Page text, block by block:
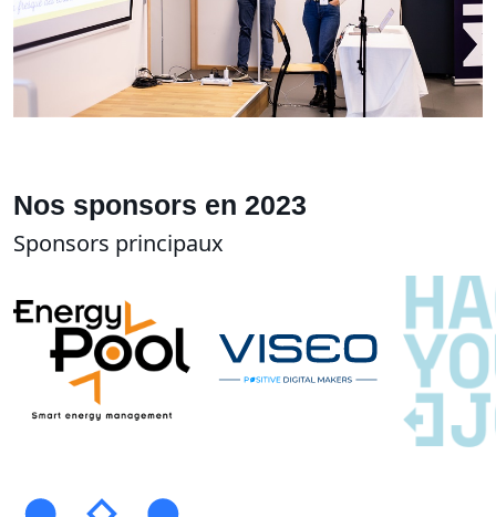
Nos sponsors en 2023
Sponsors principaux